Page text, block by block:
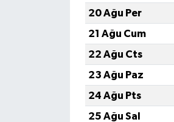
20 Ağu Per
21 Ağu Cum
22 Ağu Cts
23 Ağu Paz
24 Ağu Pts
25 Ağu Sal